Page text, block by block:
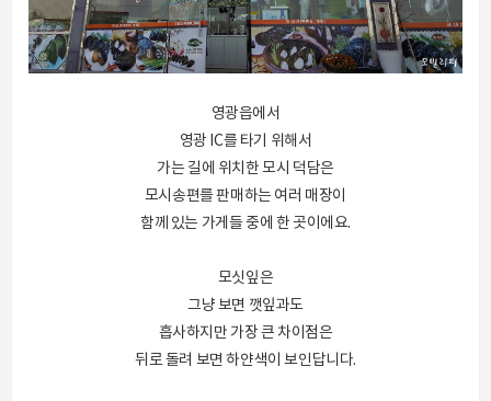
영광읍에서
영광 IC를 타기 위해서
가는 길에 위치한 모시 덕담은
모시송편를 판매하는 여러 매장이
함께 있는 가게들 중에 한 곳이에요.
모싯잎은
그냥 보면 깻잎과도
흡사하지만 가장 큰 차이점은
뒤로 돌려 보면 하얀색이 보인답니다.